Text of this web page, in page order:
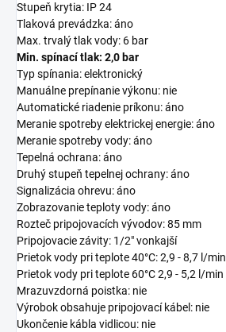
Stupeň krytia: IP 24
Tlaková prevádzka: áno
Max. trvalý tlak vody: 6 bar
Min. spínací tlak: 2,0 bar
Typ spínania: elektronický
Manuálne prepínanie výkonu: nie
Automatické riadenie príkonu: áno
Meranie spotreby elektrickej energie: áno
Meranie spotreby vody: áno
Tepelná ochrana: áno
Druhý stupeň tepelnej ochrany: áno
Signalizácia ohrevu: áno
Zobrazovanie teploty vody: áno
Rozteč pripojovacích vývodov: 85 mm
Pripojovacie závity: 1/2" vonkajší
Prietok vody pri teplote 40°C: 2,9 - 8,7 l/min
Prietok vody pri teplote 60°C 2,9 - 5,2 l/min
Mrazuvzdorná poistka: nie
Výrobok obsahuje pripojovací kábel: nie
Ukončenie kábla vidlicou: nie